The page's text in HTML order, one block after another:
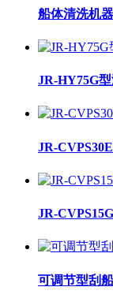
船体清洗机
JR-HY75G
JR-
JR-
可调节型刮